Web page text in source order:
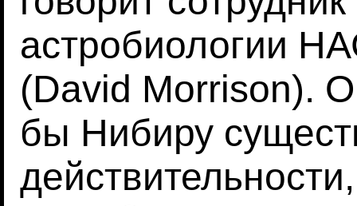
астробиологии
(David Morrison).
бы Нибиру